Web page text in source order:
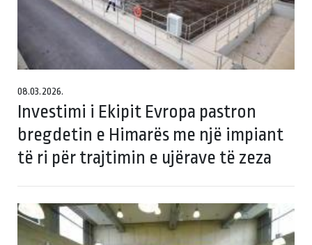
08.03.2026.
Investimi i Ekipit Evropa pastron
bregdetin e Himarës me një impiant
të ri për trajtimin e ujërave të zeza